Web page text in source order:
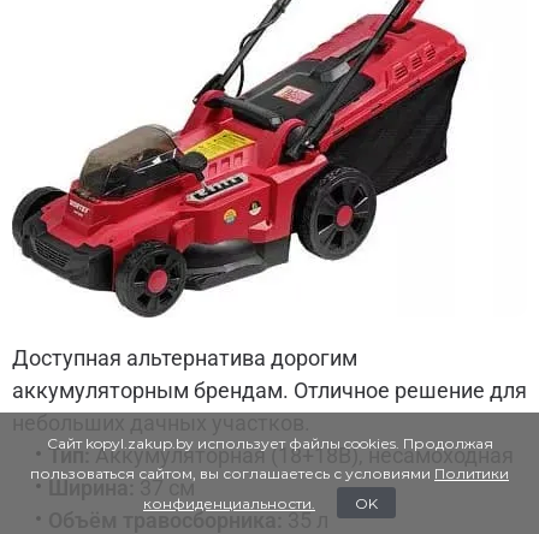
Доступная альтернатива дорогим
аккумуляторным брендам. Отличное решение для
Тип:Аккумуляторная (18+18В), несамоходная
37 см
Сайт kopyl.zakup.by использует файлы cookies. Продолжая
пользоваться сайтом, вы соглашаетесь с условиями Политики
конфиденциальности.
OK